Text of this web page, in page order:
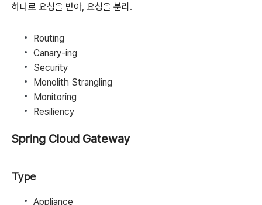
하나로 요청을 받아, 요청을 분리.
Routing
Canary-ing
Security
Monolith Strangling
Monitoring
Resiliency
Spring Cloud Gateway
Type
Appliance